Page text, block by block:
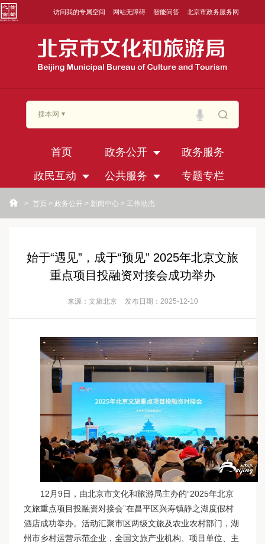
访问我的专属空间 网站无障碍 智能问答 北京市政务服务网
搜本网
首页 政务公开
政务服务
政民互动
公共服务 专题专栏
> 首页 > 政务公开 > 新闻中心 > 工作动态
始于“遇见”，成于“预见” 2025年北京文旅
重点项目投融资对接会成功举办
来源：文旅北京 发布日期：2025-12-10
12月9日，由北京市文化和旅游局主办的“2025年北京
文旅重点项目投融资对接会”在昌平区兴寿镇静之湖度假村
酒店成功举办。活动汇聚市区两级文旅及农业农村部门，湖
州市乡村运营示范企业，全国文旅产业机构、项目单位、主